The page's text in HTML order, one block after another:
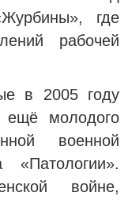
где
рабочей
в 2005 году
ещё молодого
военной
войне,